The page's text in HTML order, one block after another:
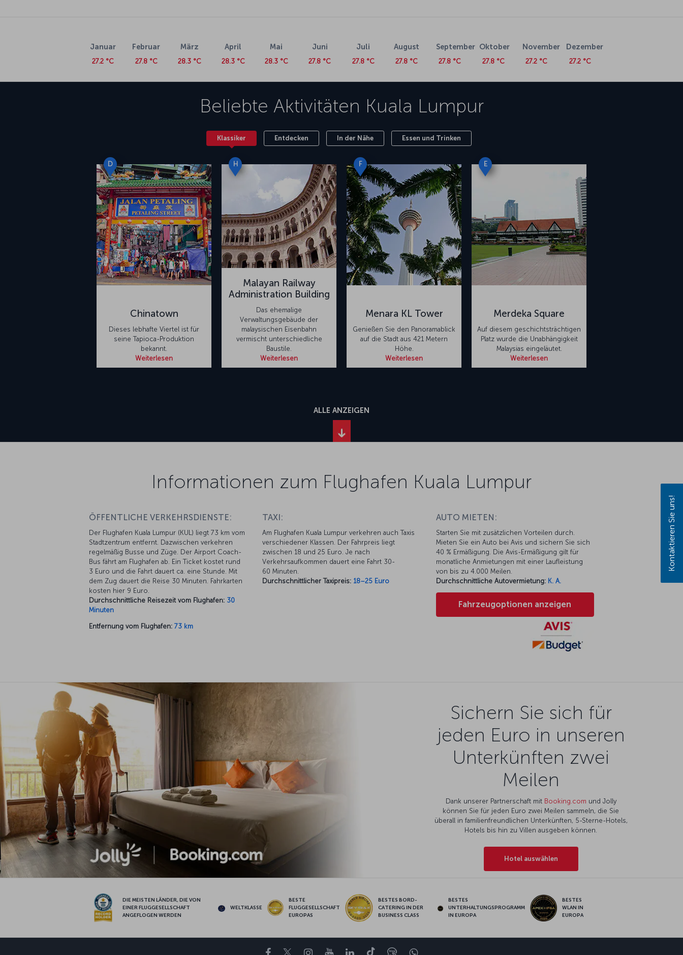
Januar
27.2 °C
Februar
27.8 °C
März
28.3 °C
April
28.3 °C
Mai
28.3 °C
Juni
27.8 °C
Juli
27.8 °C
August
27.8 °C
September
27.8 °C
Oktober
27.8 °C
November
27.2 °C
Dezember
27.2 °C
Beliebte Aktivitäten Kuala Lumpur
Klassiker Entdecken In der Nähe Essen und Trinken
D
Chinatown
Dieses lebhafte Viertel ist für
seine Tapioca-Produktion
bekannt.
Weiterlesen
H
Malayan Railway
Administration Building
Das ehemalige
Verwaltungsgebäude der
malaysischen Eisenbahn
vermischt unterschiedliche
Baustile.
Weiterlesen
F
Menara KL Tower
Genießen Sie den Panoramablick
auf die Stadt aus 421 Metern
Höhe.
Weiterlesen
E
Merdeka Square
Auf diesem geschichtsträchtigen
Platz wurde die Unabhängigkeit
Malaysias eingeläutet.
Weiterlesen
ALLE ANZEIGEN
Informationen zum Flughafen Kuala Lumpur
ÖFFENTLICHE VERKEHRSDIENSTE:
Der Flughafen Kuala Lumpur (KUL) liegt 73 km vom
Stadtzentrum entfernt. Dazwischen verkehren
regelmäßig Busse und Züge. Der Airport Coach-
Bus fährt am Flughafen ab. Ein Ticket kostet rund
3 Euro und die Fahrt dauert ca. eine Stunde. Mit
dem Zug dauert die Reise 30 Minuten. Fahrkarten
kosten hier 9 Euro.
Durchschnittliche Reisezeit vom Flughafen: 30
Minuten
Entfernung vom Flughafen: 73 km
TAXI:
Am Flughafen Kuala Lumpur verkehren auch Taxis
verschiedener Klassen. Der Fahrpreis liegt
zwischen 18 und 25 Euro. Je nach
Verkehrsaufkommen dauert eine Fahrt 30-
60 Minuten.
Durchschnittlicher Taxipreis: 18–25 Euro
AUTO MIETEN:
Starten Sie mit zusätzlichen Vorteilen durch.
Mieten Sie ein Auto bei Avis und sichern Sie sich
40 % Ermäßigung. Die Avis-Ermäßigung gilt für
monatliche Anmietungen mit einer Laufleistung
von bis zu 4.000 Meilen.
Durchschnittliche Autovermietung: K. A.
Fahrzeugoptionen anzeigen
Sichern Sie sich für
jeden Euro in unseren
Unterkünften zwei
Meilen
Dank unserer Partnerschaft mit Booking.com und Jolly
können Sie für jeden Euro zwei Meilen sammeln, die Sie
überall in familienfreundlichen Unterkünften, 5-Sterne-Hotels,
Hotels bis hin zu Villen ausgeben können.
Hotel auswählen
DIE MEISTEN LÄNDER, DIE VON
EINER FLUGGESELLSCHAFT
ANGEFLOGEN WERDEN
WELTKLASSE
BESTE
FLUGGESELLSCHAFT
EUROPAS
BESTES BORD-
CATERING IN DER
BUSINESS CLASS
BESTES
UNTERHALTUNGSPROGRAMM
IN EUROPA
BESTES
WLAN IN
EUROPA
Kontaktieren Sie uns!